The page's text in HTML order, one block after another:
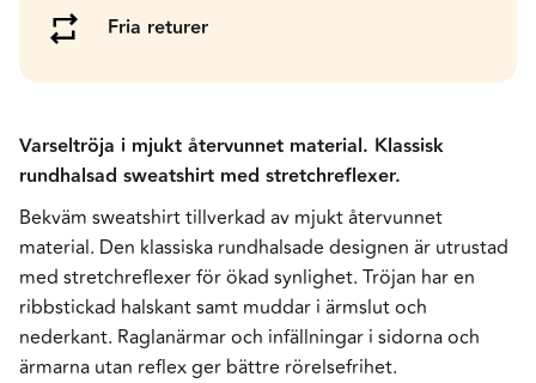
Fria returer
Varseltröja i mjukt återvunnet material. Klassisk
rundhalsad sweatshirt med stretchreflexer.
Bekväm sweatshirt tillverkad av mjukt återvunnet
material. Den klassiska rundhalsade designen är utrustad
med stretchreflexer för ökad synlighet. Tröjan har en
ribbstickad halskant samt muddar i ärmslut och
nederkant. Raglanärmar och infällningar i sidorna och
ärmarna utan reflex ger bättre rörelsefrihet.